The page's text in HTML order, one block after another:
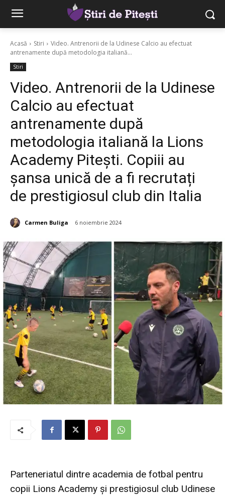
Acasă Stiri
Video. Antrenorii de la Udinese Calcio au efectuat
antrenamente după metodologia italiană...
Stiri
Video. Antrenorii de la Udinese
Calcio au efectuat
antrenamente după
metodologia italiană la Lions
Academy Pitești. Copiii au
șansa unică de a fi recrutați
de prestigiosul club din Italia
Carmen Buliga 6 noiembrie 2024
Parteneriatul dintre academia de fotbal pentru
copii Lions Academy și prestigiosul club Udinese